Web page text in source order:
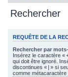
Rechercher
REQUÊTE DE LA
Rechercher par
Insérez le caractère «
qui doit être ignoré.
discontinues « | » si
comme